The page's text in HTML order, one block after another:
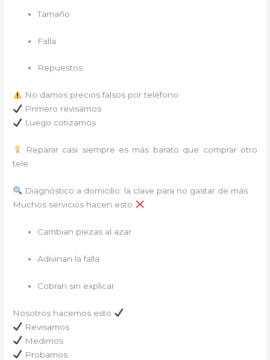
Tamaño
Falla
Repuestos
No damos precios falsos por teléfono
Primero revisamos
Luego cotizamos
Reparar casi siempre es más barato que comprar otro
tele.
Diagnóstico a domicilio: la clave para no gastar de más
Muchos servicios hacen esto
Cambian piezas al azar
Adivinan la falla
Cobran sin explicar
Nosotros hacemos esto
Revisamos
Medimos
Probamos